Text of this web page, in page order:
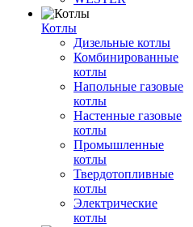
Котлы
Дизельные котлы
Комбинированные
котлы
Напольные газовые
котлы
Настенные газовые
котлы
Промышленные
котлы
Твердотопливные
котлы
Электрические
котлы